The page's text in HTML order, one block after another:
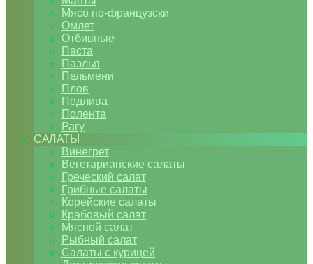
Мясо по-французски
Омлет
Отбивные
Паста
Паэлья
Пельмени
Плов
Подлива
Полента
Рагу
САЛАТЫ
Винегрет
Вегетарианские салаты
Греческий салат
Грибные салаты
Корейские салаты
Крабовый салат
Мясной салат
Рыбный салат
Салаты с курицей